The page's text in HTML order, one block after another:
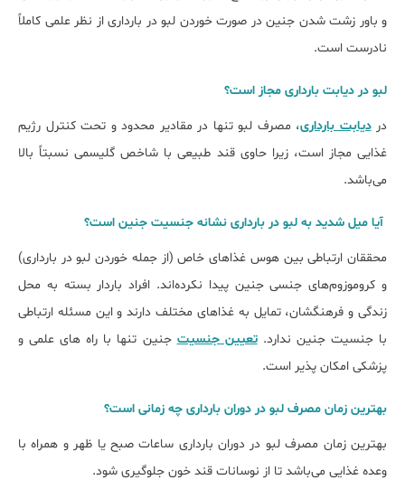
و باور زشت شدن جنین در صورت خوردن لبو در بارداری از نظر علمی کاملاً
نادرست است.
لبو در دیابت بارداری مجاز است؟
دردیابت بارداری، مصرف لبو تنها در مقادیر محدود و تحت کنترل رژیم
غذایی مجاز است، زیرا حاوی قند طبیعی با شاخص گلیسمی نسبتاً بالا
می‌باشد.
آیا میل شدید به لبو در بارداری نشانه جنسیت جنین است؟
محققان ارتباطی بین هوس غذاهای خاص (از جمله خوردن لبو در بارداری)
و کروموزوم‌های جنسی جنین پیدا نکرده‌اند. افراد باردار بسته به محل
زندگی و فرهنگشان، تمایل به غذاهای مختلف دارند و این مسئله ارتباطی
با جنسیت جنین ندارد.تعیین جنسیت جنین تنها با راه های علمی و
پزشکی امکان پذیر است.
بهترین زمان مصرف لبو در دوران بارداری چه زمانی است؟
بهترین زمان مصرف لبو در دوران بارداری ساعات صبح یا ظهر و همراه با
وعده غذایی می‌باشد تا از نوسانات قند خون جلوگیری شود.